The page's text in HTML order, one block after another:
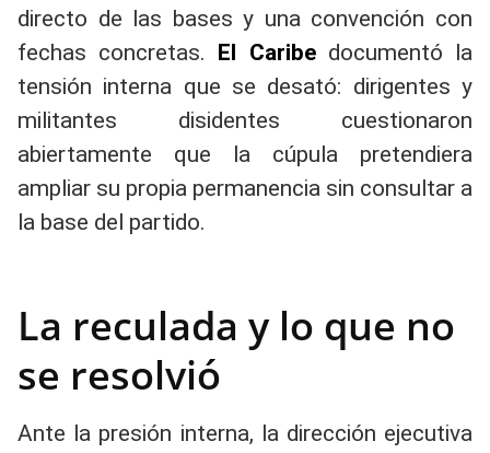
directo de las bases y una convención con
fechas concretas. El Caribedocumentó la
tensión interna que se desató: dirigentes y
militantes disidentes cuestionaron
abiertamente que la cúpula pretendiera
ampliar su propia permanencia sin consultar a
la base del partido.
La reculada y lo que no
se resolvió
Ante la presión interna, la dirección ejecutiva